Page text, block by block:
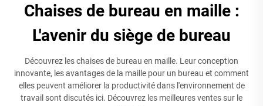
Chaises de bureau en maille :
L'avenir du siège de bureau
Découvrez les chaises de bureau en maille. Leur conception
innovante, les avantages de la maille pour un bureau et comment
elles peuvent améliorer la productivité dans l'environnement de
travail sont discutés ici. Découvrez les meilleures ventes sur le